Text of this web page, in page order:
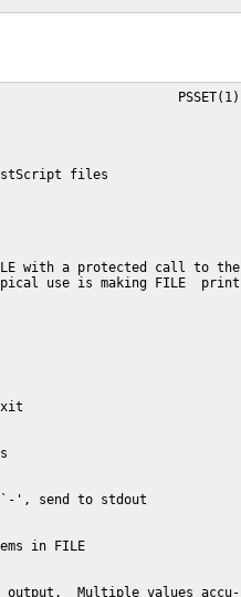
PSSET(1)
files
with a protected call to the
use is making FILE  print
', send to stdout
in FILE
Multiple values accu-